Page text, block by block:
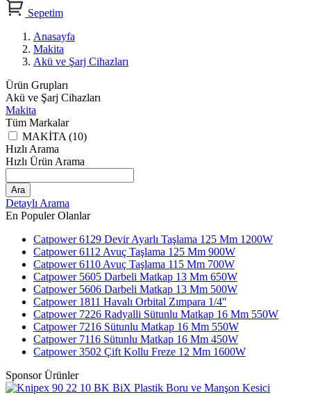
Sepetim
Anasayfa
Makita
Akü ve Şarj Cihazları
Ürün Grupları
Akü ve Şarj Cihazları
Makita
Tüm Markalar
MAKİTA (10)
Hızlı Arama
Hızlı Ürün Arama
Ara
Detaylı Arama
En Populer Olanlar
Catpower 6129 Devir Ayarlı Taşlama 125 Mm 1200W
Catpower 6112 Avuç Taşlama 125 Mm 900W
Catpower 6110 Avuç Taşlama 115 Mm 700W
Catpower 5605 Darbeli Matkap 13 Mm 650W
Catpower 5606 Darbeli Matkap 13 Mm 500W
Catpower 1811 Havalı Orbital Zımpara 1/4''
Catpower 7226 Radyalli Sütunlu Matkap 16 Mm 550W
Catpower 7216 Sütunlu Matkap 16 Mm 550W
Catpower 7116 Sütunlu Matkap 16 Mm 450W
Catpower 3502 Çift Kollu Freze 12 Mm 1600W
Sponsor Ürünler